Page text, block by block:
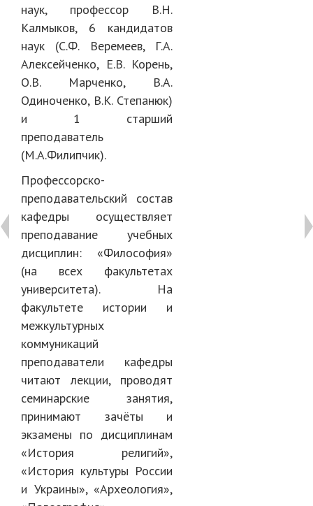
наук, профессор В.Н.
Калмыков, 6 кандидатов
наук (С.Ф. Веремеев, Г.А.
Алексейченко, Е.В. Корень,
О.В. Марченко, В.А.
Одиноченко, В.К. Степанюк)
и 1 старший
преподаватель
(М.А.Филипчик).
Профессорско-
преподавательский состав
кафедры осуществляет
преподавание учебных
дисциплин: «Философия»
(на всех факультетах
университета). На
факультете истории и
межкультурных
коммуникаций
преподаватели кафедры
читают лекции, проводят
семинарские занятия,
принимают зачёты и
экзамены по дисциплинам
«История религий»,
«История культуры России
и Украины», «Археология»,